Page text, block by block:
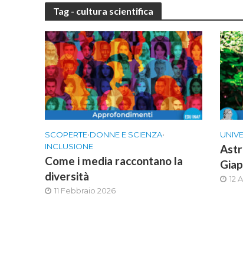
Tag - cultura scientifica
SCOPERTE•DONNE E SCIENZA•
INCLUSIONE
Come i media raccontano la
diversità
11 Febbraio 2026
12